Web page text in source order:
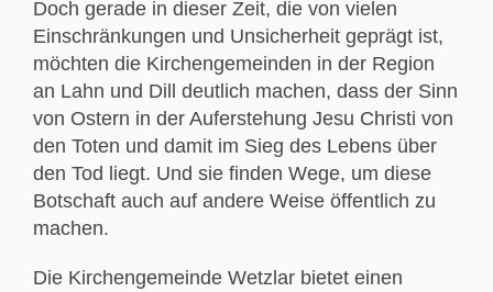
Doch gerade in dieser Zeit, die von vielen
Einschränkungen und Unsicherheit geprägt ist,
möchten die Kirchengemeinden in der Region
an Lahn und Dill deutlich machen, dass der Sinn
von Ostern in der Auferstehung Jesu Christi von
den Toten und damit im Sieg des Lebens über
den Tod liegt. Und sie finden Wege, um diese
Botschaft auch auf andere Weise öffentlich zu
machen.
Die Kirchengemeinde Wetzlar bietet einen